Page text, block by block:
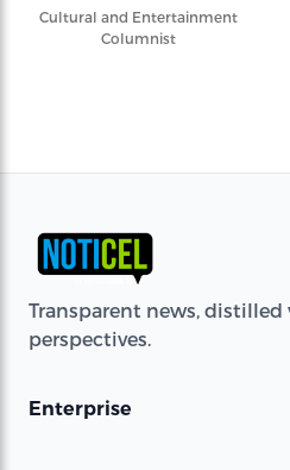
Cultural and Entertainment
Columnist
Transparent news, distilled
perspectives.
Enterprise